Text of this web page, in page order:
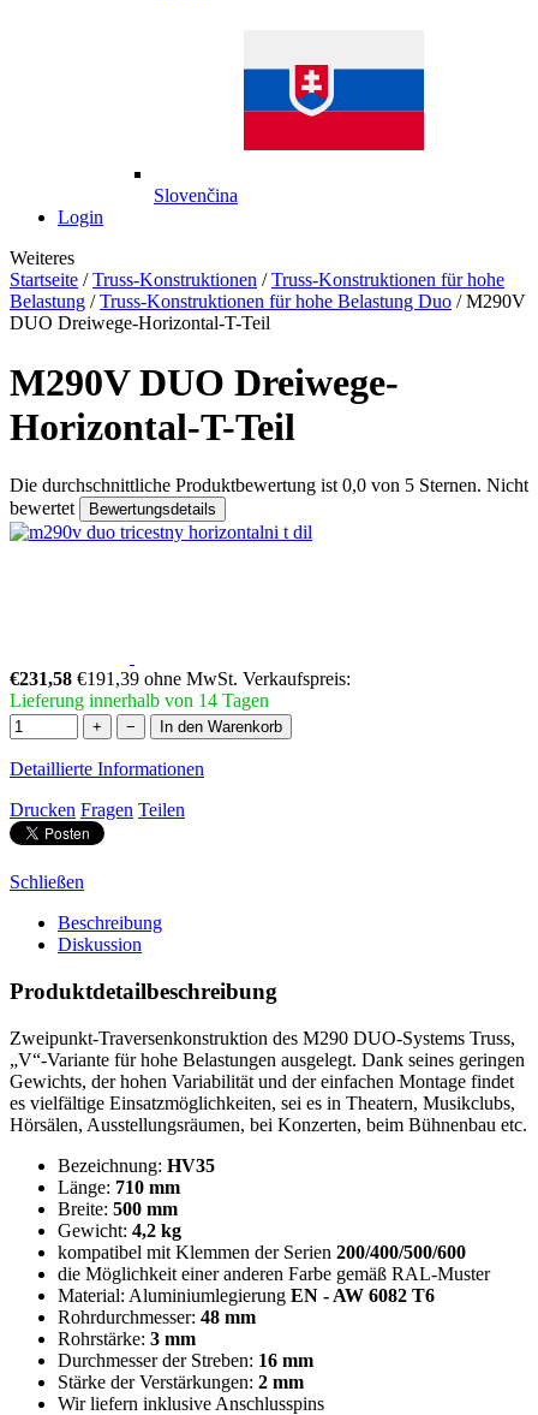
Slovenčina
Login
Weiteres
Startseite / Truss-Konstruktionen / Truss-Konstruktionen für hohe
Belastung / Truss-Konstruktionen für hohe Belastung Duo / M290V
DUO Dreiwege-Horizontal-T-Teil
M290V DUO Dreiwege-
Horizontal-T-Teil
Die durchschnittliche Produktbewertung ist 0,0 von 5 Sternen. Nicht
bewertet
Bewertungsdetails
€231,58 €191,39 ohne MwSt. Verkaufspreis:
Lieferung innerhalb von 14 Tagen
+ − In den Warenkorb
Detaillierte Informationen
Drucken Fragen Teilen
Schließen
Beschreibung
Diskussion
Produktdetailbeschreibung
Zweipunkt-Traversenkonstruktion des M290 DUO-Systems Truss,
„V“-Variante für hohe Belastungen ausgelegt. Dank seines geringen
Gewichts, der hohen Variabilität und der einfachen Montage findet
es vielfältige Einsatzmöglichkeiten, sei es in Theatern, Musikclubs,
Hörsälen, Ausstellungsräumen, bei Konzerten, beim Bühnenbau etc.
Bezeichnung: HV35
Länge: 710 mm
Breite: 500 mm
Gewicht: 4,2 kg
kompatibel mit Klemmen der Serien 200/400/500/600
die Möglichkeit einer anderen Farbe gemäß RAL-Muster
Material: Aluminiumlegierung EN - AW 6082 T6
Rohrdurchmesser: 48 mm
Rohrstärke: 3 mm
Durchmesser der Streben: 16 mm
Stärke der Verstärkungen: 2 mm
Wir liefern inklusive Anschlusspins